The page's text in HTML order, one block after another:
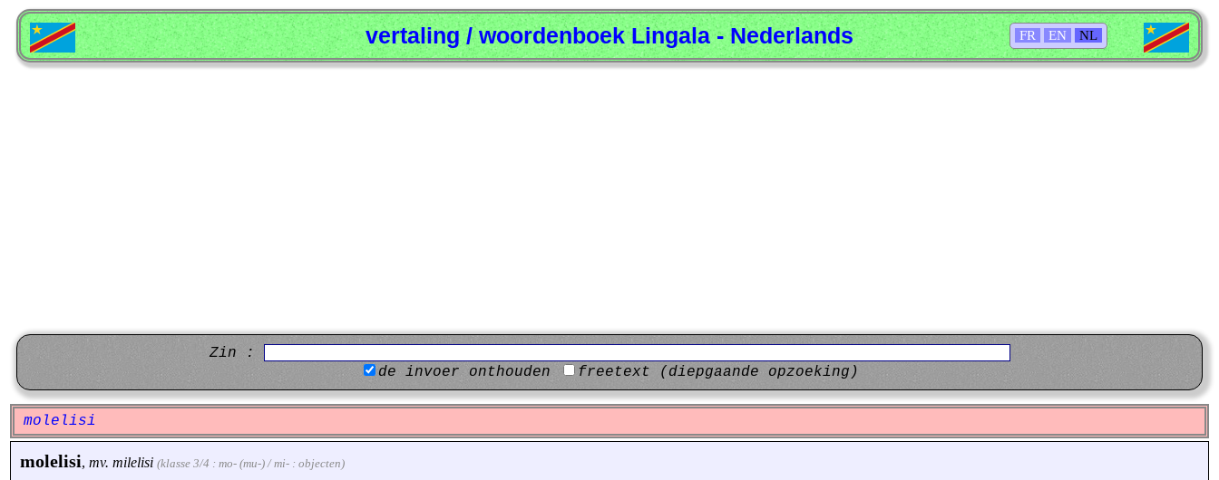
FR EN NL
vertaling / woordenboek Lingala - Nederlands
Zin :
de invoer onthouden
freetext (diepgaande opzoeking)
molelisi
molelisi, mv. milelisi (klasse 3/4 : mo- (mu-) / mi- : objecten)